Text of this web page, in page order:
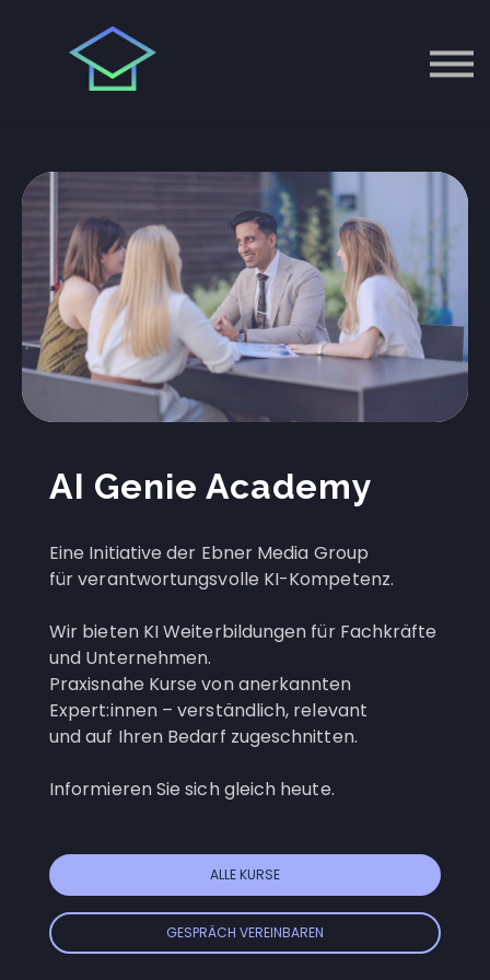
AI Genie Academy
Eine Initiative der Ebner Media Group
für verantwortungsvolle KI-Kompetenz.
Wir bieten KI Weiterbildungen für Fachkräfte
und Unternehmen.
Praxisnahe Kurse von anerkannten
Expert:innen – verständlich, relevant
und auf Ihren Bedarf zugeschnitten.
Informieren Sie sich gleich heute.
ALLE KURSE
GESPRÄCH VEREINBAREN